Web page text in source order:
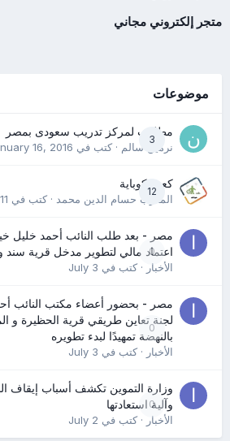
متجر إلكتروني مجاني
موضوعات
3
مطلوب لمركز تدريب سعودى بمصر
نرمين سالم· كتب في 16, 2016
12
كعب كوباية
المدرب حسام الدين محمد· كتب في
0
مصر - بعد طلب النائب أحمد خليل خير
اعتماد مالي لتطوير مدخل قرية سند
الأخبار· كتب في July 3
0
مصر - بحضور أعضاء مكتب النائب
لجنة تعاين طريقي قرية الحظيرة و
بالنهضة تمهيدًا لبدء تطويره
الأخبار· كتب في July 3
0
وزارة التموين تكشف أسباب إيقاف
وآلية استعادتها
الأخبار· كتب في July 2